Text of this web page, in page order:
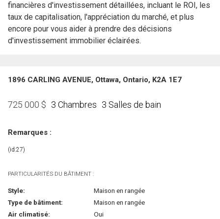
financières d'investissement détaillées, incluant le ROI, les
taux de capitalisation, l'appréciation du marché, et plus
encore pour vous aider à prendre des décisions
d'investissement immobilier éclairées.
1896 CARLING AVENUE, Ottawa, Ontario, K2A 1E7
725 000 $ 3 Chambres 3 Salles de bain
Remarques :
(id:27)
PARTICULARITÉS DU BÂTIMENT :
Style:
Maison en rangée
Type de bâtiment:
Maison en rangée
Air climatisé:
Oui